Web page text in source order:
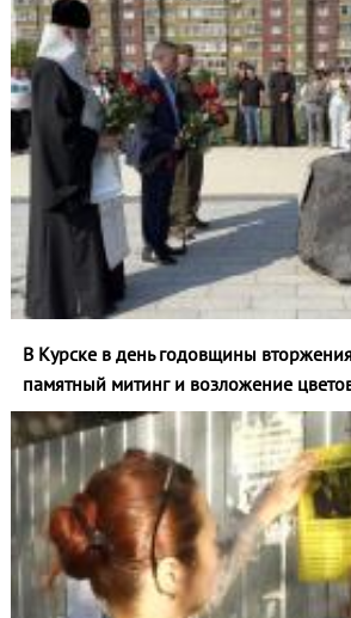
В Курске в день годовщины
памятный митинг и возложение